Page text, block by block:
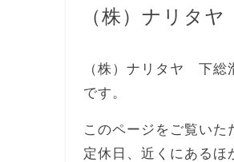
（株）ナリタ
（株）ナリタヤ 下総
です。
このページをご覧い
定休日、近くにあるほ